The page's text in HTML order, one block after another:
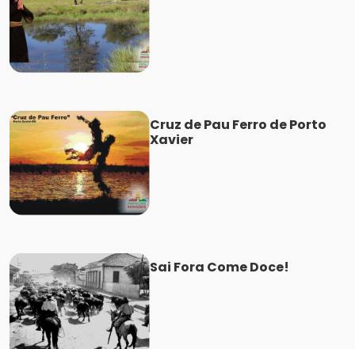
Cruz de Pau Ferro de Porto
Xavier
Sai Fora Come Doce!